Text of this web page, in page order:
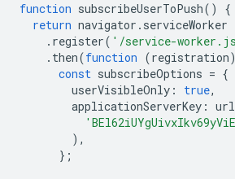
function subscribeUserToPush()
{
return navigator . serviceWorker
. register( '/service-
. then(function (registration)
const subscribeOptions = {
userVisibleOnly : true,
applicationServerKey :
),
};